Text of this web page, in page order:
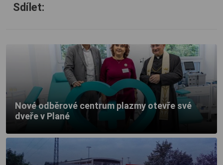
Sdílet:
Nové odběrové centrum plazmy otevře své
dveře v Plané